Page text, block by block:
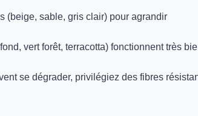
(beige, sable, gris clair) pour agrandir
vert forêt, terracotta) fonctionnent très
se dégrader, privilégiez des fibres